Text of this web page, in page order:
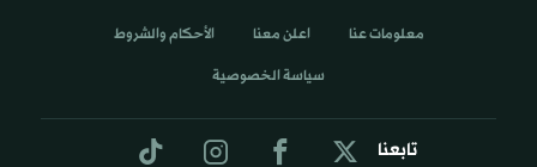
تابعنا
معلومات عنا اعلن معنا الأحكام والشروط
سياسة الخصوصية